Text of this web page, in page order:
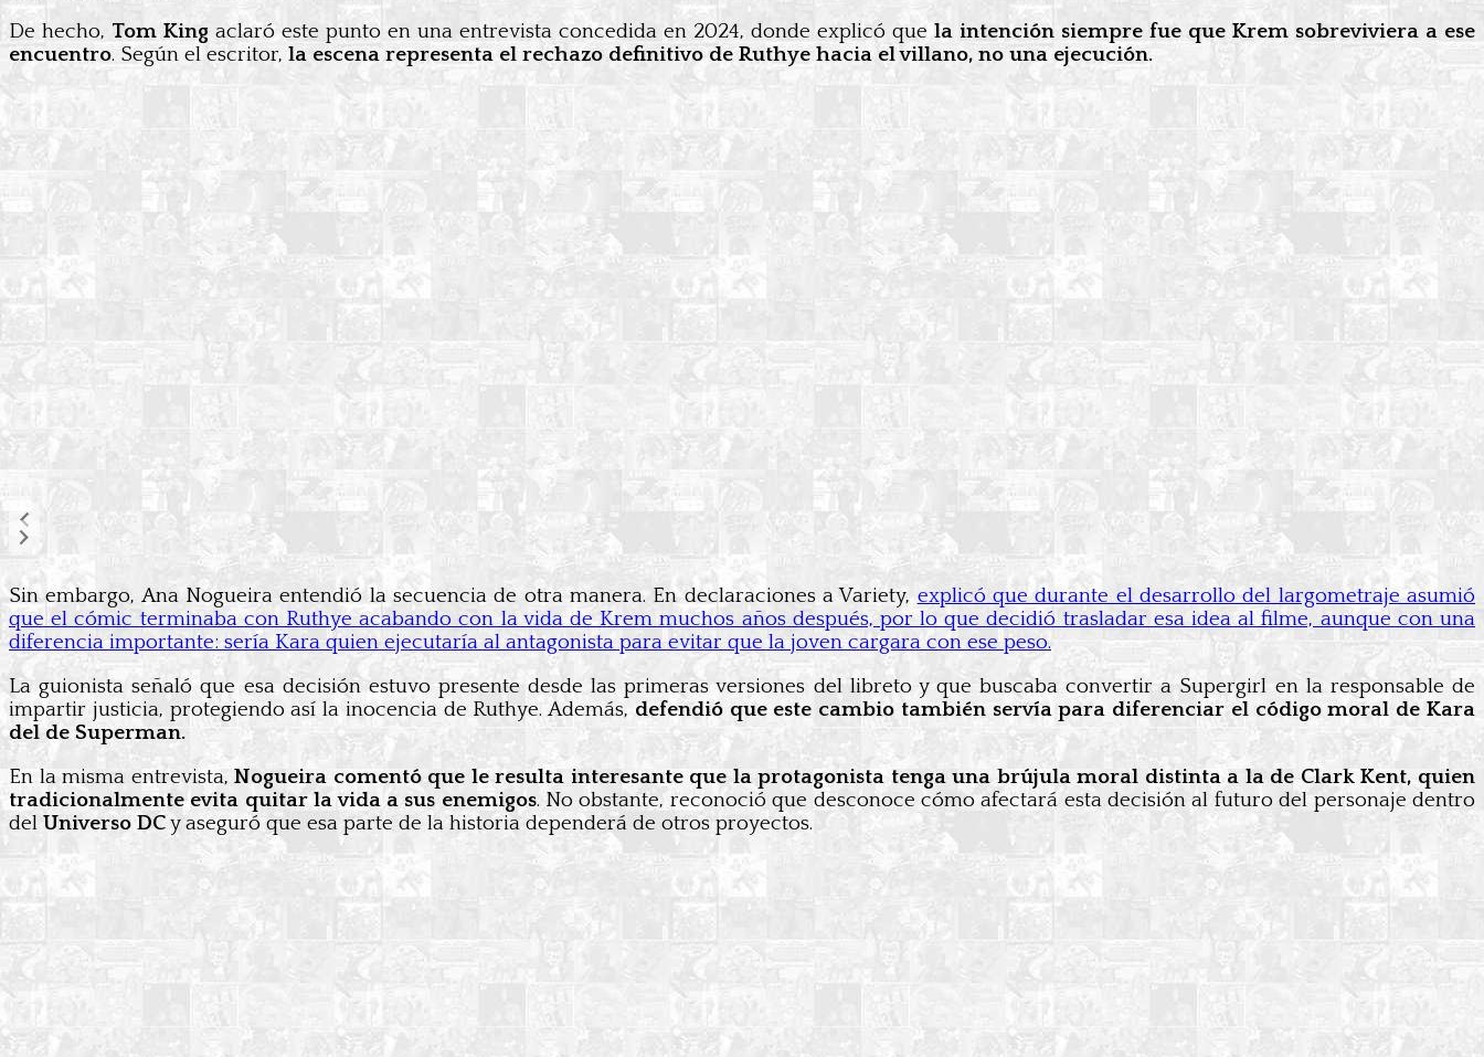
De hecho, Tom King aclaró este punto en una entrevista concedida en 2024, donde explicó que la intención siempre fue que Krem sobreviviera a ese
encuentro. Según el escritor, la escena representa el rechazo definitivo de Ruthye hacia el villano, no una ejecución.
Sin embargo, Ana Nogueira entendió la secuencia de otra manera. En declaraciones a Variety, explicó que durante el desarrollo del largometraje asumió
que el cómic terminaba con Ruthye acabando con la vida de Krem muchos años después, por lo que decidió trasladar esa idea al filme, aunque con una
diferencia importante: sería Kara quien ejecutaría al antagonista para evitar que la joven cargara con ese peso.
La guionista señaló que esa decisión estuvo presente desde las primeras versiones del libreto y que buscaba convertir a Supergirl en la responsable de
impartir justicia, protegiendo así la inocencia de Ruthye. Además, defendió que este cambio también servía para diferenciar el código moral de Kara
del de Superman.
En la misma entrevista,Nogueira comentó que le resulta interesante que la protagonista tenga una brújula moral distinta a la de Clark Kent, quien
tradicionalmente evita quitar la vida a sus enemigos. No obstante, reconoció que desconoce cómo afectará esta decisión al futuro del personaje dentro
del Universo DCy aseguró que esa parte de la historia dependerá de otros proyectos.